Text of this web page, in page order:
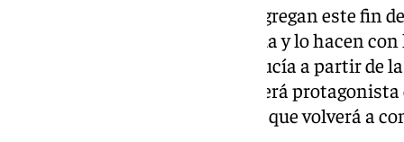
Cerca de 9.500 personas se congregan este fin
kilómetros de la Legión de Ronda y lo hacen
borrasca fría que barrerá Andalucía a partir de
apuntan los modelos la lluvia será
prueba deportiva de ultrafondo, que volverá a